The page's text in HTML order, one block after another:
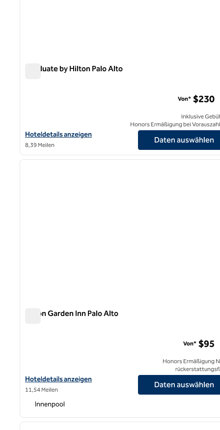
Graduate by Hilton Palo Alto
Hoteldetails für Graduate by Hilton Palo Alto anzeigen
Hoteldetails anzeigen
8,39 Meilen
Von* $230
Inklusive
Honors Ermäßigung bei
Daten auswählen
1
1 von 12
Hilton Garden Inn Palo Alto
Hoteldetails für das Hilton Garden Inn Palo Alto anzeigen
Hoteldetails anzeigen
11,54 Meilen
Von* $95
Honors Ermäßigung
Daten auswählen
Innenpool
1 von 12